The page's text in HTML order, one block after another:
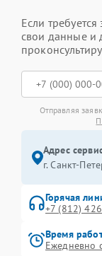
Если требуется
свои данные и
Отправляя
Адрес
г. Санкт-
Горячая
+7 (812)
Время
Ежедневно